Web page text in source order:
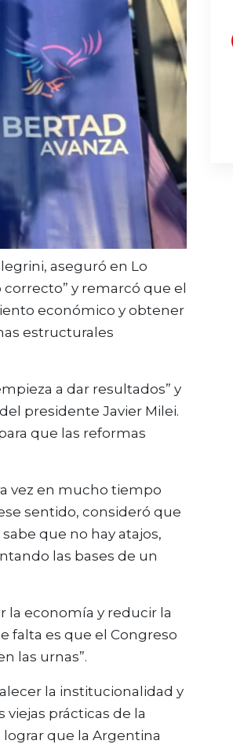
aseguró en Lo
y remarcó que el
económico y obtener
estructurales
a dar resultados” y
presidente Javier Milei.
que las reformas
vez en mucho tiempo
sentido, consideró que
que no hay atajos,
las bases de un
la economía y reducir la
falta es que el Congreso
las urnas”.
la institucionalidad y
viejas prácticas de la
que la Argentina